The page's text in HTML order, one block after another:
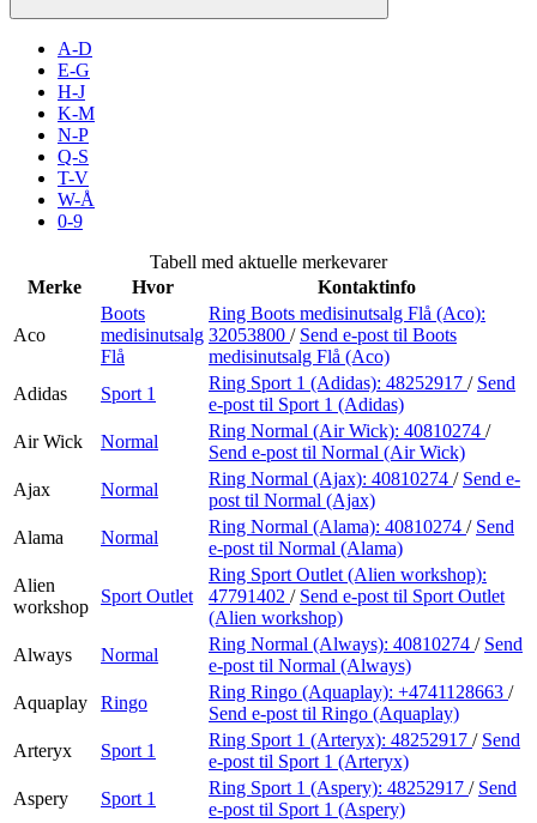
Søk
Åpningstider
Ledige stillinger
Magasin
A-D
E-G
H-J
K-M
N-P
Q-S
T-V
W-Å
0-9
Tabell med aktuelle merkevarer
Merke
Hvor Kontaktinfo
Aco
Boots
medisinutsalg
Flå
Ring Boots medisinutsalg Flå (Aco):
32053800 / Send e-post til Boots
medisinutsalg Flå (Aco)
Adidas
Sport 1
Ring Sport 1 (Adidas): 48252917 / Send
e-post til Sport 1 (Adidas)
Air Wick
Normal
Ring Normal (Air Wick): 40810274 /
Send e-post til Normal (Air Wick)
Ajax
Normal
Ring Normal (Ajax): 40810274 / Send e-
post til Normal (Ajax)
Alama
Normal
Ring Normal (Alama): 40810274 / Send
e-post til Normal (Alama)
Alien
workshop
Sport Outlet
Ring Sport Outlet (Alien workshop):
47791402 / Send e-post til Sport Outlet
(Alien workshop)
Always
Normal
Ring Normal (Always): 40810274 / Send
e-post til Normal (Always)
Aquaplay
Ringo
Ring Ringo (Aquaplay): +4741128663 /
Send e-post til Ringo (Aquaplay)
Arteryx
Sport 1
Ring Sport 1 (Arteryx): 48252917 / Send
e-post til Sport 1 (Arteryx)
Aspery
Sport 1
Ring Sport 1 (Aspery): 48252917 / Send
e-post til Sport 1 (Aspery)